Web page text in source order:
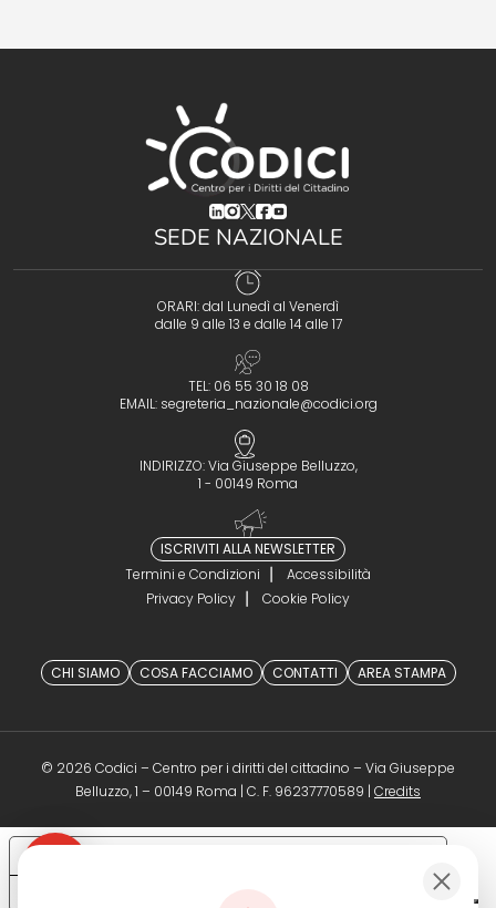
(opens in a new tab)
(opens in a new tab)
(opens in a new tab)
(opens in a new tab)
(opens in a new tab)
SEDE NAZIONALE
ORARI: dal Lunedì al Venerdì
dalle 9 alle 13 e dalle 14 alle 17
TEL: 06 55 30 18 08
EMAIL: segreteria_nazionale@codici.org
INDIRIZZO: Via Giuseppe Belluzzo,
1 - 00149 Roma
ISCRIVITI ALLA NEWSLETTER
Termini e Condizioni
Accessibilità
Privacy Policy
Cookie Policy
CHI SIAMO COSA FACCIAMO CONTATTI AREA STAMPA
© 2026 Codici – Centro per i diritti del cittadino – Via Giuseppe
Belluzzo, 1 – 00149 Roma | C. F. 96237770589 | Credits